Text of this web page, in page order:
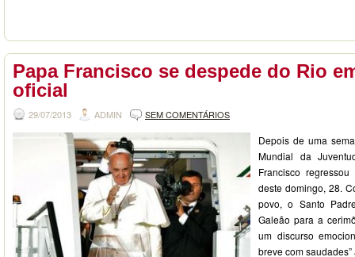
Papa Francisco se despede do Rio
oficial
29/07/2013 ADMIN SEM COMENTÁRIOS
Depois de uma
Mundial da
Francisco
deste domingo, 28.
povo, o Santo
Galeão para a
um discurso
breve com